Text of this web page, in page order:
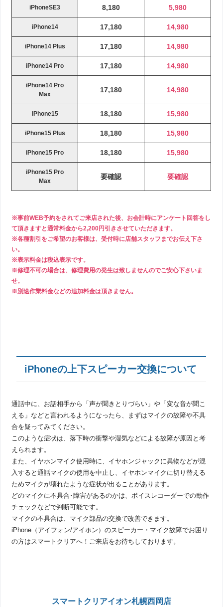
iPhoneSE3 8,180 5,980
iPhone14 17,180 14,980
iPhone14 Plus 17,180 14,980
iPhone14 Pro 17,180 14,980
iPhone14 Pro
Max
17,180 14,980
iPhone15 18,180 15,980
iPhone15 Plus 18,180 15,980
iPhone15 Pro 18,180 15,980
iPhone15 Pro
Max
要確認 要確認
※事前WEB予約をされてご来店された後、お会計時にアンケート回答をし
て頂きますと通常料金から2,200円引きさせていただきます。
※各種割引をご希望のお客様は、受付時に店舗スタッフまでお伝え下さ
い。
※表示料金は税込表示です。
※修理不可の場合は、修理費用の発生は致しませんのでご安心下さいま
せ。
※別途作業料金などの追加料金は頂きません。
iPhoneの上下スピーカー交換について
通話中に、お話相手から「声が聞きとりづらい」や「変な音が聞こ
える」などと言われるようになったら、まずはマイクの故障や不具
合を疑ってみてください。
このような症状は、落下時の衝撃や湿気などによる故障が原因と考
えられます。
また、イヤホンマイク使用時に、イヤホンジャックに異物などが混
入すると通話マイクの使用を中止し、イヤホンマイクに切り替える
ためマイクが壊れたような症状が出ることがあります。
どのマイクに不具合･障害があるのかは、ボイスレコーダーでの動作
チェックなどで判断可能です。
マイクの不具合は、マイク部品の交換で改善できます。
iPhone（アイフォン/アイホン）のスピーカー・マイク故障でお困り
の方はスマートクリアへ！ご来店をお待ちしております。
スマートクリアイオン札幌西岡店